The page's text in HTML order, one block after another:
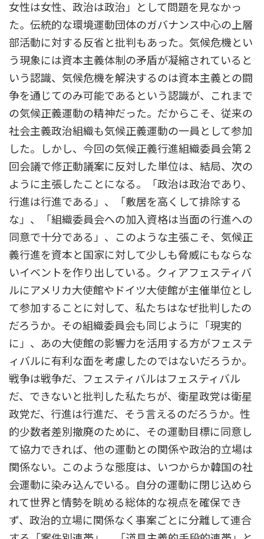
女性は女性、政治は政治」として問題を見なかっ
た。伝統的な環境運動団体のガバナンス中心の上層
部活動に対する反省と批判もあった。気候危機とい
う現象には資本主義体制の矛盾が凝縮されていると
いう認識、気候危機を解決するのは資本主義との闘
争を通じてのみ可能であるという認識が、これまで
の気候正義運動の精神だった。だからこそ、従来の
社会主義政治組織も気候正義運動の一員として参加
した。しかし、今回の気候正義行進組織委員会第２
回会議で修正動議案に反対した単位は、結局、次の
ように主張したことになる。「政治は政治であり、
行進は行進である」、「敷居を高くして排除する
な」、「組織委員会への加入資格は当面の行進への
同意で十分である」、このような主張こそ、気候正
義行進を資本と国家に対して少しも脅威にもならな
いイベントを作り出している。クィアフェスティバ
ルにアメリカ大使館やドイツ大使館が主催単位とし
て参加することに対して、私たちはなぜ批判したの
だろうか。その組織委員会も同じように「現実的
に」、あの大使館の影響力を活用する方がフェステ
ィバルに有利な面を考慮したのではないだろうか。
戦争は戦争だ、フェスティバルはフェスティバル
だ、できないと批判した私たちが、衛星政党は衛星
政党だ、行進は行進だ、そう言えるのだろうか。性
的少数者差別撤廃のために、その運動目標に同意し
て協力できれば、他の運動との関係や政治的立場は
関係ない。このような態度は、いつからか韓国の社
会運動に染み込んでいる。自分の運動に閉じ込めら
れて世界と情勢を眺める総体的な視点を確保でき
ず、政治的立場に関係なく事案ごとに分離して連合